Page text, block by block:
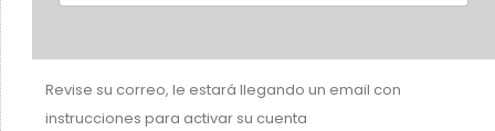
Revise su correo, le estará llegando un email con
instrucciones para activar su cuenta